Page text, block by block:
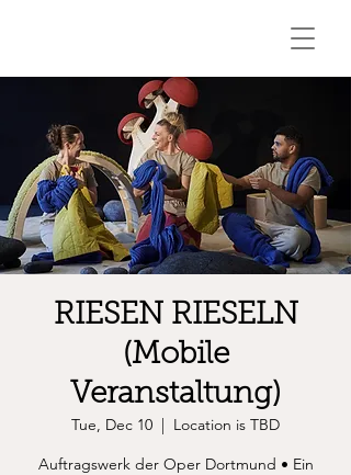
RIESEN RIESELN
(Mobile
Veranstaltung)
Tue, Dec 10
  |
Location is TBD
Auftragswerk der Oper Dortmund • Ein